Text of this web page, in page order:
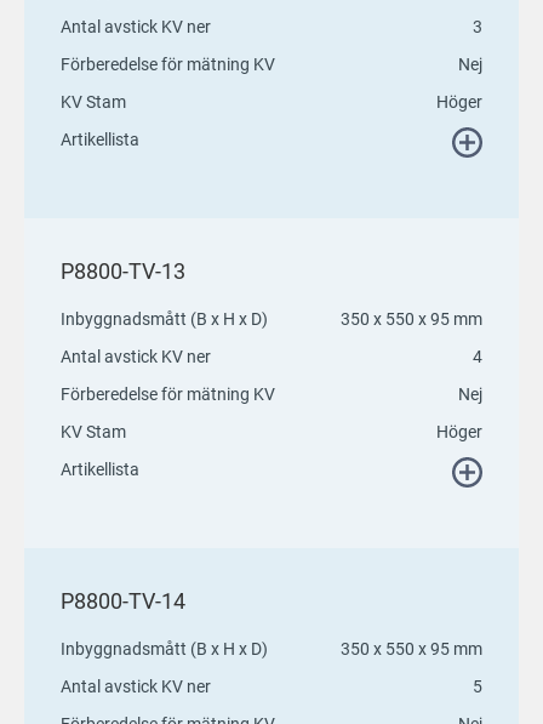
Antal avstick KV ner
3
Förberedelse för mätning KV
Nej
KV Stam
Höger
Artikellista
P8800-TV-13
Inbyggnadsmått (B x H x D)
350 x 550 x 95 mm
Antal avstick KV ner
4
Förberedelse för mätning KV
Nej
KV Stam
Höger
Artikellista
P8800-TV-14
Inbyggnadsmått (B x H x D)
350 x 550 x 95 mm
Antal avstick KV ner
5